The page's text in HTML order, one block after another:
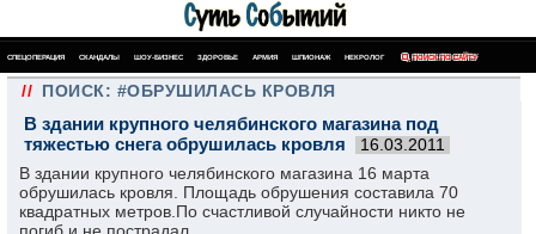
СПЕЦОПЕРАЦИЯ СКАНДАЛЫ ШОУ-БИЗНЕС ЗДОРОВЬЕ АРМИЯ ШПИОНАЖ НЕКРОЛОГ ПОИСК ПО САЙТУ
// ПОИСК: #ОБРУШИЛАСЬ КРОВЛЯ
В здании крупного челябинского магазина под
тяжестью снега обрушилась кровля
16.03.2011
В здании крупного челябинского магазина 16 марта
обрушилась кровля. Площадь обрушения составила 70
квадратных метров.По счастливой случайности никто не